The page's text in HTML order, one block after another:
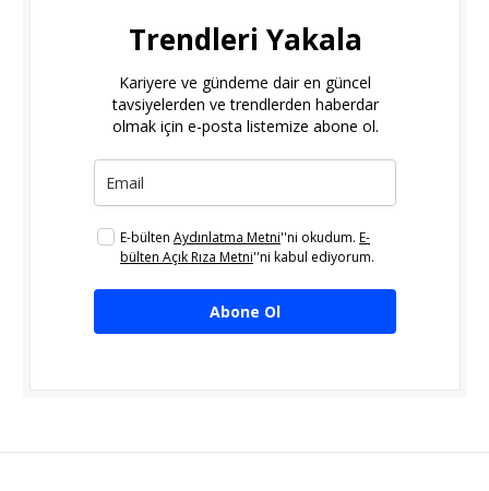
Trendleri Yakala
Kariyere ve gündeme dair en güncel
tavsiyelerden ve trendlerden haberdar
olmak için e-posta listemize abone ol.
E-bülten Aydınlatma Metni''ni okudum. E-
bülten Açık Rıza Metni''ni kabul ediyorum.
Abone Ol